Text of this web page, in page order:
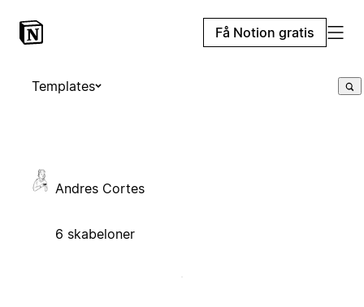
Få Notion gratis
Templates
Andres Cortes
6 skabeloner